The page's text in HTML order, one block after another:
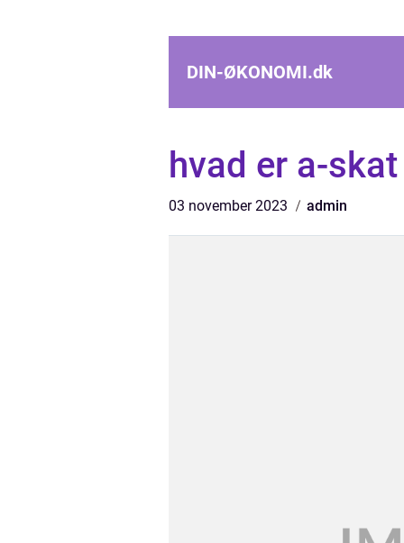
DIN-ØKONOMI.dk
hvad er a-skat
03 november 2023 admin